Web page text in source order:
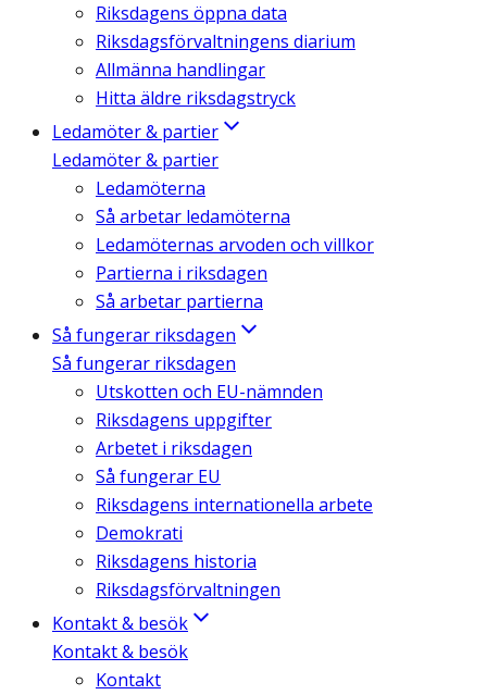
Riksdagens öppna data
Riksdagsförvaltningens diarium
Allmänna handlingar
Hitta äldre riksdagstryck
Ledamöter & partier
Ledamöter & partier
Ledamöterna
Så arbetar ledamöterna
Ledamöternas arvoden och villkor
Partierna i riksdagen
Så arbetar partierna
Så fungerar riksdagen
Så fungerar riksdagen
Utskotten och EU-nämnden
Riksdagens uppgifter
Arbetet i riksdagen
Så fungerar EU
Riksdagens internationella arbete
Demokrati
Riksdagens historia
Riksdagsförvaltningen
Kontakt & besök
Kontakt & besök
Kontakt